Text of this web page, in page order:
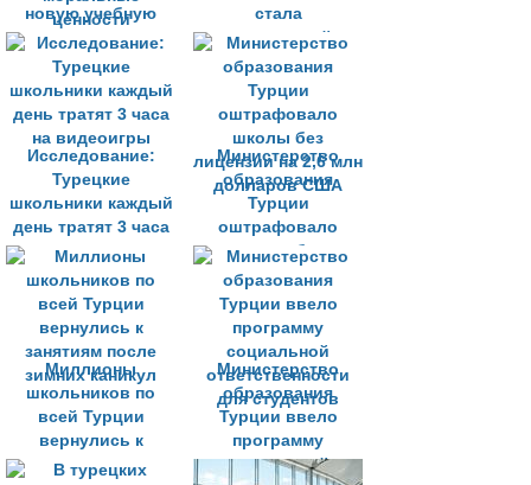
новую учебную
программу с
уклоном на
религиозные и
моральные
ценности
стала
сопоставимой с
ценами в Оксфорде
Исследование:
Турецкие
школьники каждый
день тратят 3 часа
на видеоигры
Министерство
образования
Турции
оштрафовало
школы без
лицензии на 2,6 млн
долларов США
Миллионы
школьников по
всей Турции
вернулись к
занятиям после
Министерство
образования
Турции ввело
программу
социальной